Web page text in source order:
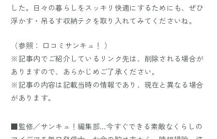
した。日々の暮らしをスッキリ快適にするためにも、ぜひ
浮かす・吊るす収納テクを取り入れてみてくださいね。
（参照： 口コミサンキュ！ ）
※記事内でご紹介しているリンク先は、削除される場合が
ありますので、あらかじめご了承ください。
※記事の内容は記載当時の情報であり、現在と異なる場合
があります。
■監修／サンキュ！編集部…今すぐできる素敵なくらしの